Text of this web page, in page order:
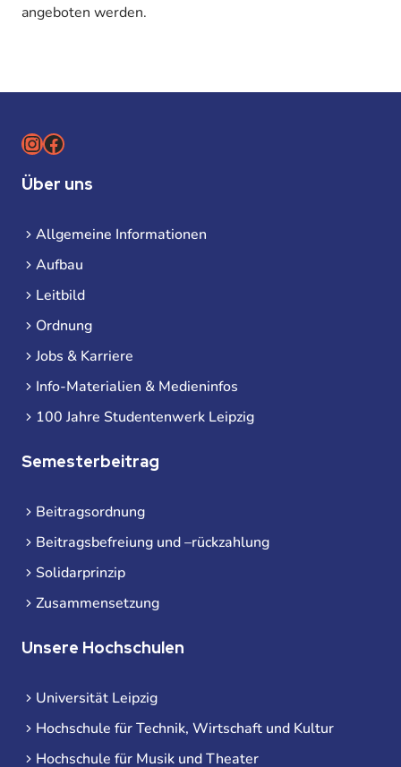
angeboten werden.
Instagram
Facebook
Über uns
Allgemeine Informationen
Aufbau
Leitbild
Ordnung
Jobs & Karriere
Info-Materialien & Medieninfos
100 Jahre Studentenwerk Leipzig
Semesterbeitrag
Beitragsordnung
Beitragsbefreiung und –rückzahlung
Solidarprinzip
Zusammensetzung
Unsere Hochschulen
Universität Leipzig
Hochschule für Technik, Wirtschaft und Kultur
Hochschule für Musik und Theater